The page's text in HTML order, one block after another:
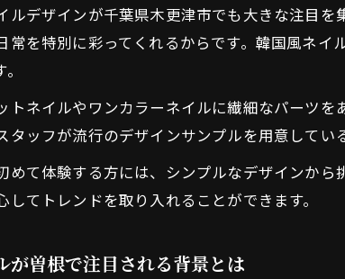
ルデザインが千葉県木更津市でも大きな注目
常を特別に彩ってくれるからです。韓国風ネ
トネイルやワンカラーネイルに繊細なパーツを
タッフが流行のデザインサンプルを用意してい
めて体験する方には、シンプルなデザインか
してトレンドを取り入れることができます。
が曽根で注目される背景とは